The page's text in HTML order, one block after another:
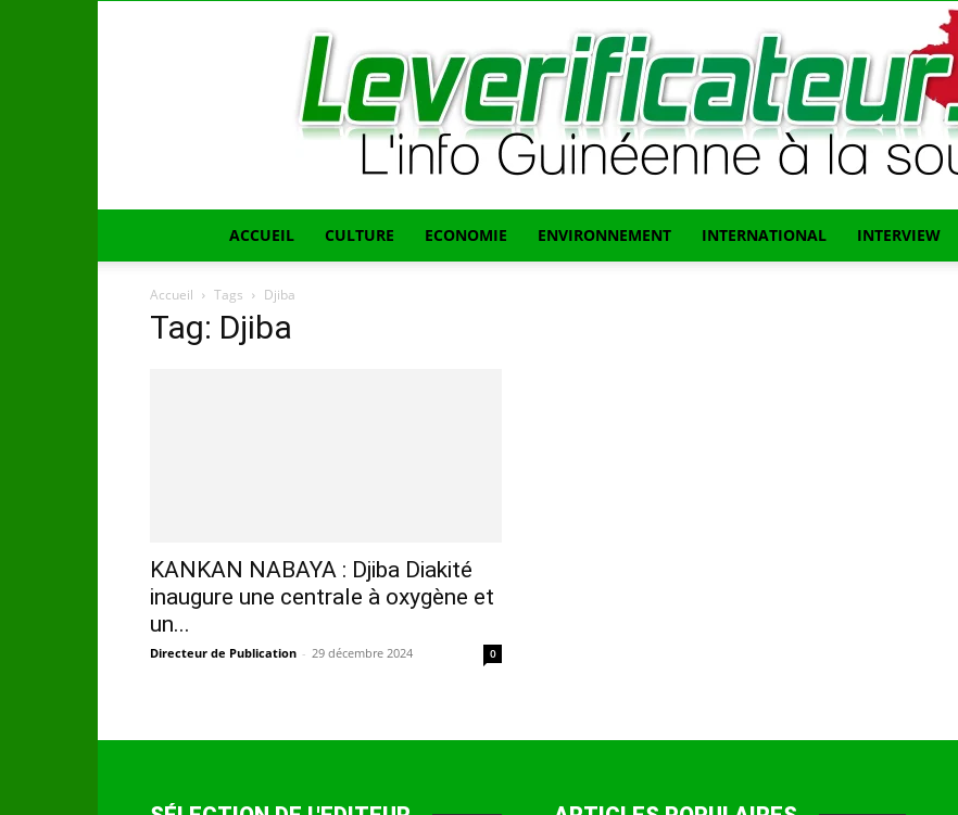
ACCUEIL CULTURE ECONOMIE ENVIRONNEMENT INTERNATIONAL INTERVIEW
Accueil Tags Djiba
Tag: Djiba
KANKAN NABAYA : Djiba Diakité
inaugure une centrale à oxygène et
un...
Directeur de Publication - 29 décembre 2024 0